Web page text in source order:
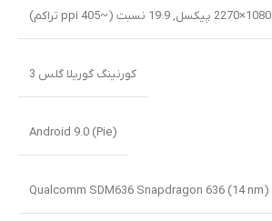
1080×2270 پیکسل ,19:9 نسبت (~405 ppi تراکم)
کورنینگ گوریلا گلس 3
Android 9.0 (Pie)
Qualcomm SDM636 Snapdragon 636 (14 nm)